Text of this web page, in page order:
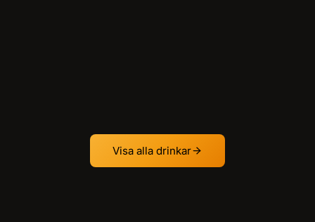
Visa alla drinkar